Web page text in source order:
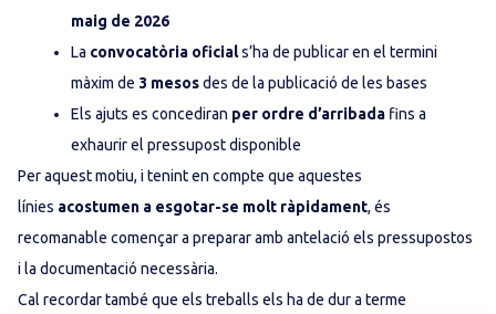
maig de 2026
La convocatòria oficials’ha de publicar en el termini
màxim de 3 mesosdes de la publicació de les bases
Els ajuts es concediran per ordre d’arribada fins a
exhaurir el pressupost disponible
Per aquest motiu, i tenint en compte que aquestes
línies acostumen a esgotar-se molt ràpidament, és
recomanable començar a preparar amb antelació els pressupostos
i la documentació necessària.
Cal recordar també que els treballs els ha de dur a terme